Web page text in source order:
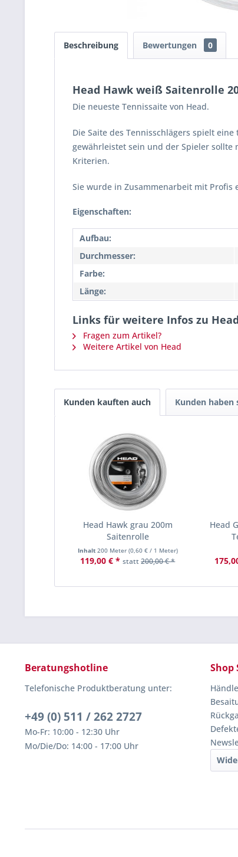
Beschreibung Bewertungen 0
Head Hawk weiß Saitenrolle
Die neueste Tennissaite von Head.
Die Saite des Tennisschlägers spielt
gewährleistet sein und der Spieler sollte
Kriterien.
Sie wurde in Zusammenarbeit mit Profis
Eigenschaften:
Aufbau:
Durchmesser:
Farbe:
Länge:
Links für weitere Infos zu
Fragen zum Artikel?
Weitere Artikel von Head
Kunden kauften auch Kunden haben
Head Hawk grau 200m
Saitenrolle
Inhalt 200 Meter (0,60 €/ 1 Meter)
119,00 € * statt200,00 € *
Head
Beratungshotline
Telefonische Produktberatung unter:
+49 (0) 511 / 262 2727
Mo-Fr: 10:00 - 12:30 Uhr
Mo/Die/Do: 14:00 - 17:00 Uhr
Shop